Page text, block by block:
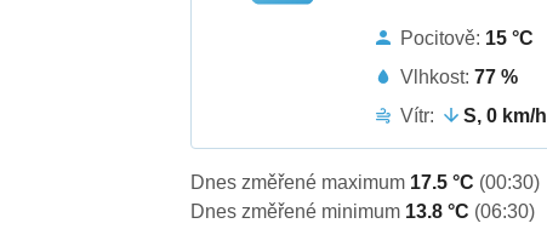
Pocitově: 15 °C
Vlhkost:77 %
Vítr:
S, 0 km/h
Dnes změřené maximum 17.5 °C (00:30)
Dnes změřené minimum 13.8 °C (06:30)